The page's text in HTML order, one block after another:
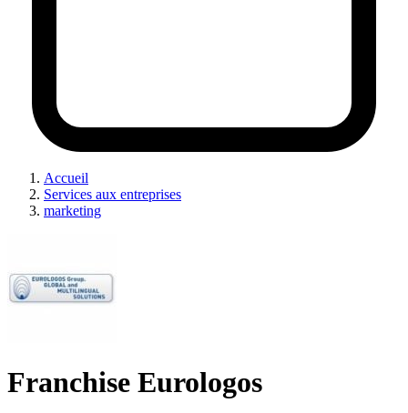
Accueil
Services aux entreprises
marketing
Franchise Eurologos